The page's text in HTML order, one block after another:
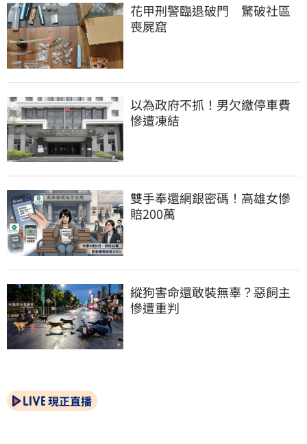
花甲刑警臨退破門　驚破社區
喪屍窟
以為政府不抓！男欠繳停車費
慘遭凍結
雙手奉還網銀密碼！高雄女慘
賠200萬
縱狗害命還敢裝無辜？惡飼主
慘遭重判
現正直播